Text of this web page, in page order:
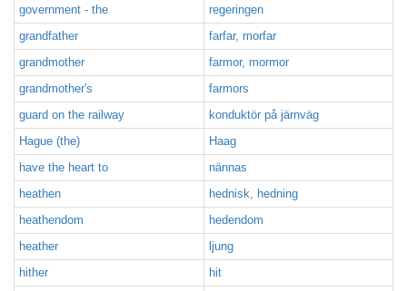
government - the
regeringen
grandfather
farfar, morfar
grandmother
farmor, mormor
grandmother's
farmors
guard on the railway
konduktör på järnväg
Hague (the)
Haag
have the heart to
nännas
heathen
hednisk, hedning
heathendom
hedendom
heather
ljung
hither
hit